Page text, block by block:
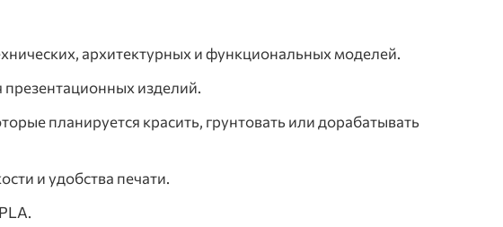
архитектурных и функциональных моделей.
изделий.
планируется красить, грунтовать или дорабатывать
и удобства печати.